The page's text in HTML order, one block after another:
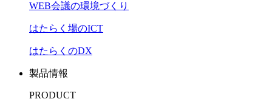
WEB会議の環境づくり
はたらく場のICT
はたらくのDX
製品情報
PRODUCT